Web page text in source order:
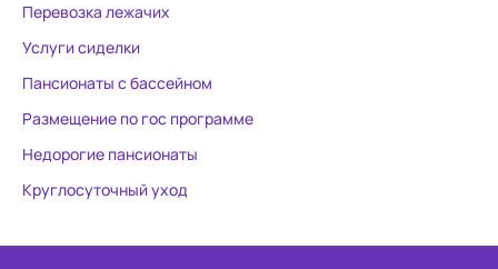
Перевозка лежачих
Услуги сиделки
Пансионаты с бассейном
Размещение по гос программе
Недорогие пансионаты
Круглосуточный уход